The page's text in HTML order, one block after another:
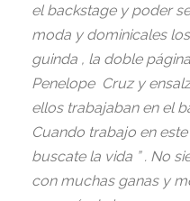
el backstage y poder
moda y dominicales
guinda , la doble
Penelope Cruz y
ellos trabajaban en el
Cuando trabajo en
buscate la vida ” . No
con muchas ganas y